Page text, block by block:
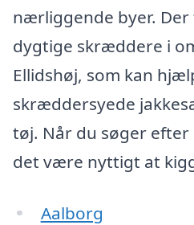
nærliggende byer. Der
dygtige skræddere i
Ellidshøj, som kan
skræddersyede
tøj. Når du søger
det være nyttigt at
Aalborg